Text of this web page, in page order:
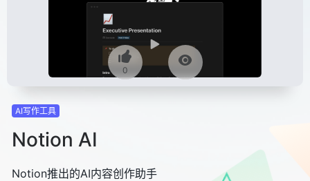
0
AI写作工具
Notion AI
Notion推出的AI内容创作助手